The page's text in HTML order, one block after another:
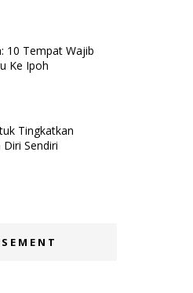
10 Tempat Wajib
Ke Ipoh
Tingkatkan
Diri Sendiri